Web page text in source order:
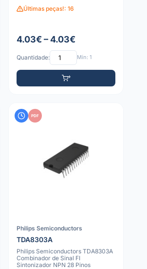
Últimas peças!: 16
4.03€ – 4.03€
Quantidade: Mín: 1
PDF
Philips Semiconductors
TDA8303A
Philips Semiconductors TDA8303A
Combinador de Sinal FI
Sintonizador NPN 28 Pinos